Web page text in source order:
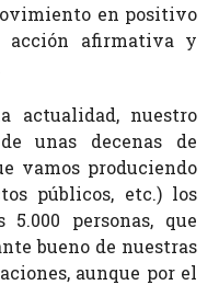
en positivo
acción afirmativa y
actualidad, nuestro
unas decenas de
vamos produciendo
públicos, etc.) los
personas, que
bueno de nuestras
aunque por el